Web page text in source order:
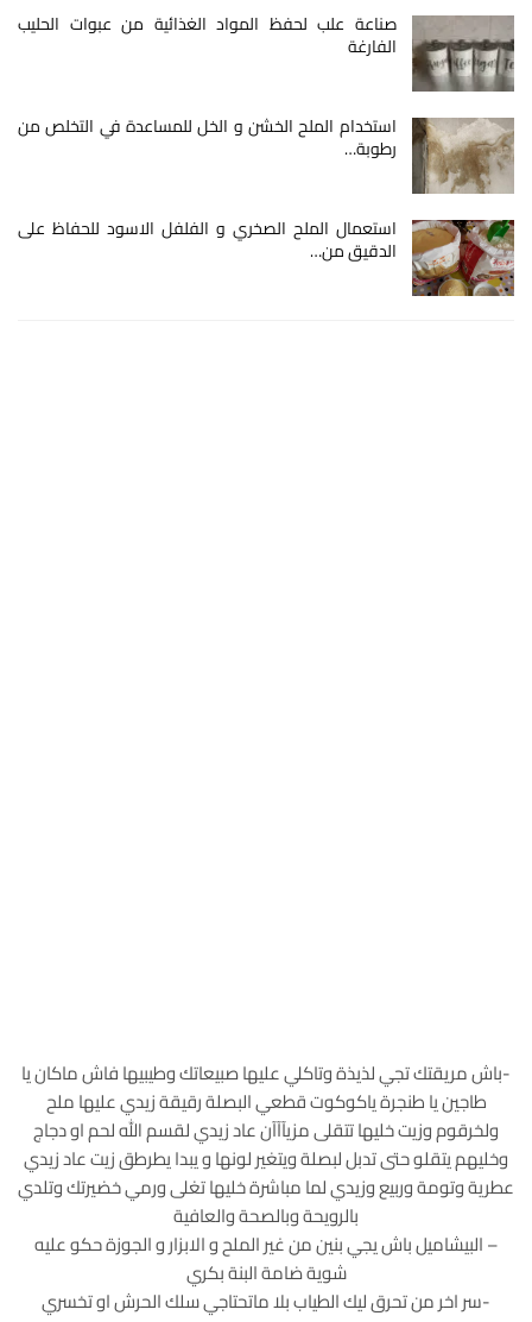
صناعة علب لحفظ المواد الغذائية من عبوات الحليب
الفارغة
استخدام الملح الخشن و الخل للمساعدة في التخلص من
رطوبة…
استعمال الملح الصخري و الفلفل الاسود للحفاظ على
الدقيق من…
-باش مريقتك تجي لذيذة وتاكلي عليها صبيعاتك وطيبيها فاش ماكان يا
طاجين يا طنجرة ياكوكوت قطعي البصلة رقيقة زيدي عليها ملح
ولخرقوم وزيت خليها تتقلى مزيآآآن عاد زيدي لقسم الله لحم او دجاج
وخليهم يتقلو حتى تدبل لبصلة ويتغير لونها و يبدا يطرطق زيت عاد زيدي
عطرية وتومة وربيع وزيدي لما مباشرة خليها تغلى ورمي خضيرتك وتلدي
بالرويحة وبالصحة والعافية
– البيشاميل باش يجي بنين من غير الملح و الابزار و الجوزة حكو عليه
شوية ضامة البنة بكري
-سر اخر من تحرق ليك الطياب بلا ماتحتاجي سلك الحرش او تخسري